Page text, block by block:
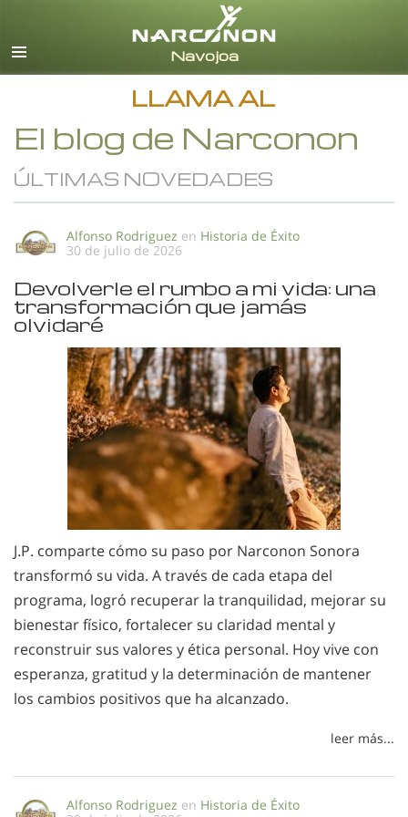
Español
Todas las Regiones/Idiomas
LLAMA AL
El blog de Narconon
ÚLTIMAS NOVEDADES
Alfonso Rodriguez en Historia de Éxito
30 de julio de 2026
Devolverle el rumbo a mi vida: una
transformación que jamás
olvidaré
J.P. comparte cómo su paso por Narconon Sonora
transformó su vida. A través de cada etapa del
programa, logró recuperar la tranquilidad, mejorar su
bienestar físico, fortalecer su claridad mental y
reconstruir sus valores y ética personal. Hoy vive con
esperanza, gratitud y la determinación de mantener
los cambios positivos que ha alcanzado.
leer más...
Alfonso Rodriguez en Historia de Éxito